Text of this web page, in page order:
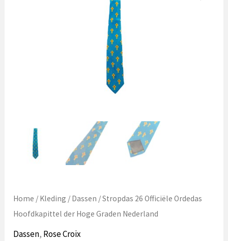
Home / Kleding / Dassen / Stropdas 26 Officiële Ordedas
Hoofdkapittel der Hoge Graden Nederland
Dassen, Rose Croix